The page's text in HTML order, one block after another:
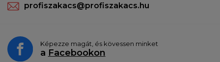
profiszakacs@profiszakacs.hu
Képezze magát, és kövessen minket
a Facebookon